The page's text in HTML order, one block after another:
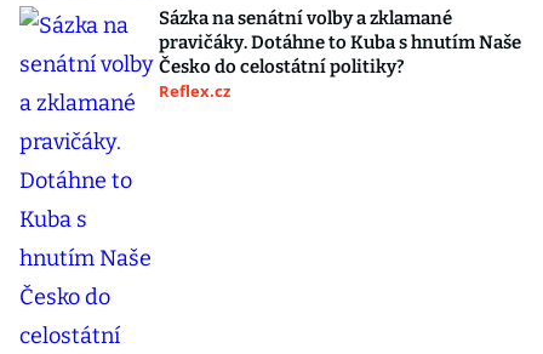
Sázka na senátní volby a zklamané
pravičáky. Dotáhne to Kuba s hnutím Naše
Česko do celostátní politiky?
Reflex.cz